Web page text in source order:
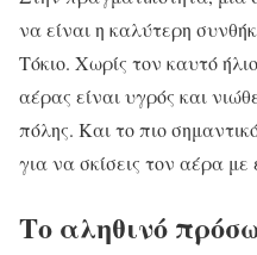
να είναι η καλύτερη
Τόκιο. Χωρίς τον καυτό
αέρας είναι υγρός και
πόλης. Και το πιο
για να σκίσεις τον αέρα με
Το αληθινό